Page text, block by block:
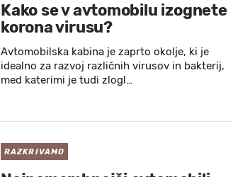
Kako se v avtomobilu izognete
korona virusu?
Avtomobilska kabina je zaprto okolje, ki je
idealno za razvoj različnih virusov in bakterij,
med katerimi je tudi zlogl…
RAZKRIVAMO